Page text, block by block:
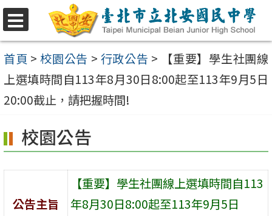
選
單
跳
至
主
要
內
區
首頁 > 校園公告 > 行政公告 >
【重要】學生社團線
上選填時間自113年8月30日8:00起至113年9月5日
20:00截止，請把握時間!
校園公告
公告主旨
【重要】學生社團線上選填時間自113
年8月30日8:00起至113年9月5日